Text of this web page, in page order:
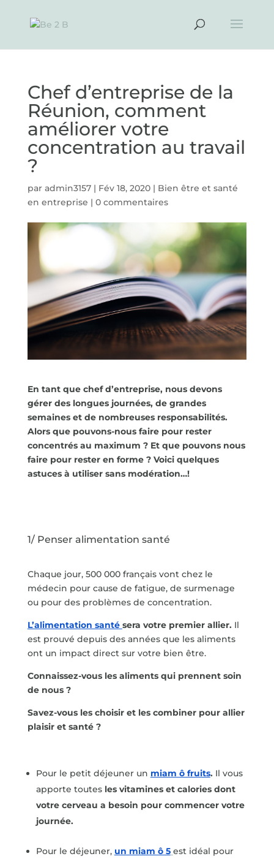
Chef d’entreprise de la
Réunion, comment
améliorer votre
concentration au travail
?
par admin3157| Fév 18, 2020| Bien être et santé
en entreprise | 0 commentaires
En tant que chef d’entreprise, nous devons
gérer des longues journées, de grandes
semaines et de nombreuses responsabilités.
Alors que pouvons-nous faire pour rester
concentrés au maximum ? Et que pouvons nous
faire pour rester en forme ? Voici quelques
astuces à utiliser sans modération…!
1/ Penser alimentation santé
Chaque jour, 500 000 français vont chez le
médecin pour cause de fatigue, de surmenage
ou pour des problèmes de concentration.
L’alimentation santé sera votre premier allier. Il
est prouvé depuis des années que les aliments
ont un impact direct sur votre bien être.
Connaissez-vous les aliments qui prennent soin
de nous ?
Savez-vous les choisir et les combiner pour allier
plaisir et santé ?
Pour le petit déjeuner un miam ô fruits. Il vous
apporte toutes les vitamines et calories dont
votre cerveau a besoin pour commencer votre
journée.
Pour le déjeuner, un miam ô 5 est idéal pour